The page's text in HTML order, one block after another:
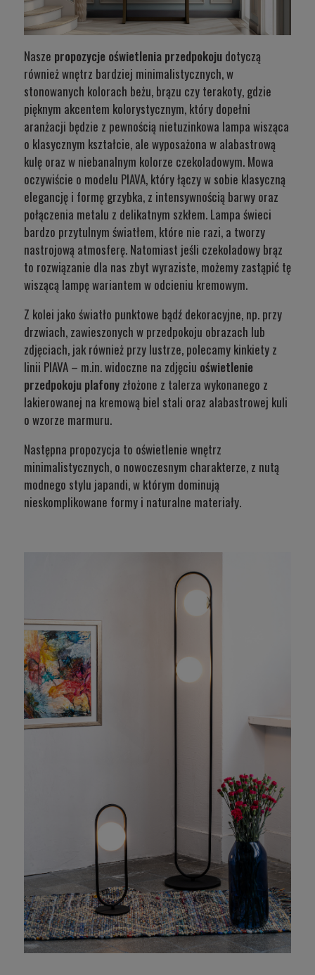
Nasze propozycje oświetlenia przedpokoju dotyczą
również wnętrz bardziej minimalistycznych, w
stonowanych kolorach beżu, brązu czy terakoty, gdzie
pięknym akcentem kolorystycznym, który dopełni
aranżacji będzie z pewnością nietuzinkowa lampa wisząca
o klasycznym kształcie, ale wyposażona w alabastrową
kulę oraz w niebanalnym kolorze czekoladowym. Mowa
oczywiście o modelu PIAVA, który łączy w sobie klasyczną
elegancję i formę grzybka, z intensywnością barwy oraz
połączenia metalu z delikatnym szkłem. Lampa świeci
bardzo przytulnym światłem, które nie razi, a tworzy
nastrojową atmosferę. Natomiast jeśli czekoladowy brąz
to rozwiązanie dla nas zbyt wyraziste, możemy zastąpić tę
wiszącą lampę wariantem w odcieniu kremowym.
Z kolei jako światło punktowe bądź dekoracyjne, np. przy
drzwiach, zawieszonych w przedpokoju obrazach lub
zdjęciach, jak również przy lustrze, polecamy kinkiety z
linii PIAVA – m.in. widoczne na zdjęciu oświetlenie
przedpokoju plafony złożone z talerza wykonanego z
lakierowanej na kremową biel stali oraz alabastrowej kuli
o wzorze marmuru.
Następna propozycja to oświetlenie wnętrz
minimalistycznych, o nowoczesnym charakterze, z nutą
modnego stylu japandi, w którym dominują
nieskomplikowane formy i naturalne materiały.